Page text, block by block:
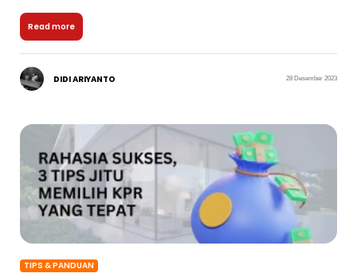
Read more
DIDI ARIYANTO 28 Desember 2023
TIPS & PANDUAN